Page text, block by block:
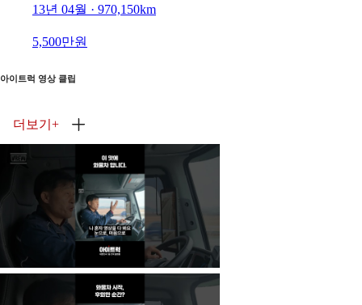
13년 04월 · 970,150km
5,500만원
아이트럭 영상 클립
더보기 +